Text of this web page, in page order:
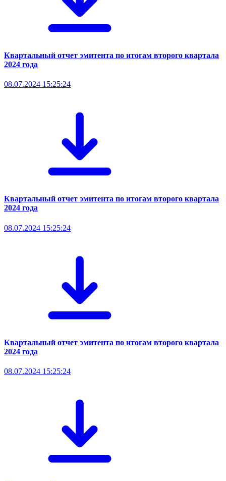
Квартальный отчет эмитента по итогам второго квартала
2024 года
08.07.2024 15:25:24
Квартальный отчет эмитента по итогам второго квартала
2024 года
08.07.2024 15:25:24
Квартальный отчет эмитента по итогам второго квартала
2024 года
08.07.2024 15:25:24